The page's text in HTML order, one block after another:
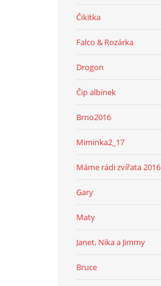
Čikitka
Falco & Rozárka
Drogon
Čip albínek
Brno2016
Miminka2_17
Máme rádi zvířata 2016
Gary
Maty
Janet, Nika a Jimmy
Bruce